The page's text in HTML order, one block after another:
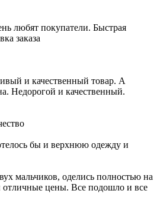
любят покупатели. Быстрая
заказа
и качественный товар. А
Недорогой и качественный.
бы и верхнюю одежду и
мальчиков, оделись полностью на
отличные цены. Все подошло и все